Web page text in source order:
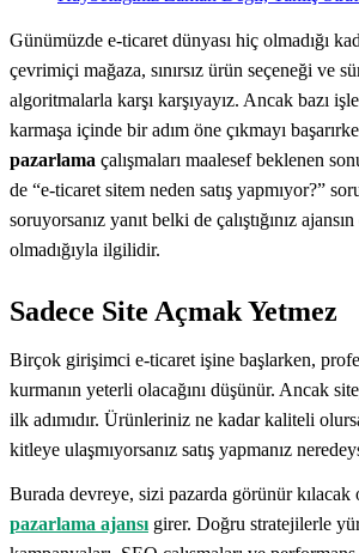
Günümüzde e-ticaret dünyası hiç olmadığı
çevrimiçi mağaza, sınırsız ürün seçeneği ve
algoritmalarla karşı karşıyayız. Ancak bazı
karmaşa içinde bir adım öne çıkmayı
pazarlama çalışmaları maalesef beklenen
de “e-ticaret sitem neden satış yapmıyor?”
soruyorsanız yanıt belki de çalıştığınız
olmadığıyla ilgilidir.
Sadece Site Açmak Yetmez
Birçok girişimci e-ticaret işine başlarken,
kurmanın yeterli olacağını düşünür. Ancak
ilk adımıdır. Ürünleriniz ne kadar kaliteli
kitleye ulaşmıyorsanız satış yapmanız
Burada devreye, sizi pazarda görünür kılacak
pazarlama ajansı girer. Doğru stratejilerle